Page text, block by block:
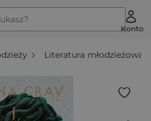
Konto
Literatura młodzieżowa